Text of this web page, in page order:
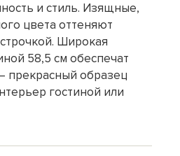
и стиль. Изящные,
цвета оттеняют
Широкая
58,5 см обеспечат
прекрасный образец
гостиной или